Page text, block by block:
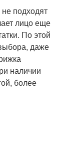
подходят
лицо еще
По этой
даже
наличии
более